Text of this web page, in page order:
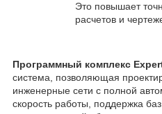
Это повышает
расчетов и
Программный комплекс
система, позволяющая
инженерные сети с полной
скорость работы, поддержка